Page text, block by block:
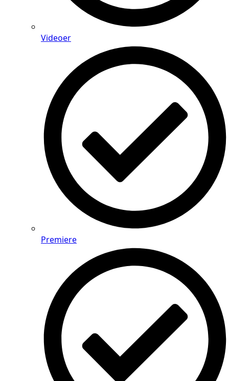
Videoer
Premiere